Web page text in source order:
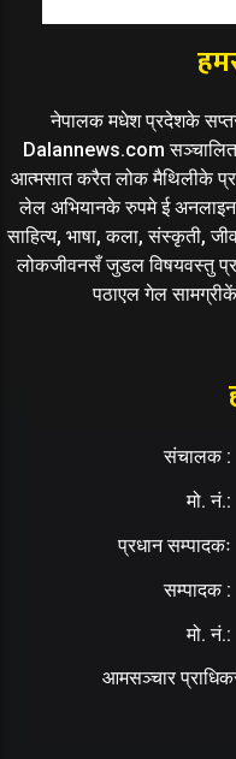
नेपालक मधेश प्रदेशके सप्तरी
Dalannews.com सञ्चालित
आत्मसात करैत लोक मैथिलीके
लेल अभियानके रुपमे ई
साहित्य, भाषा, कला, संस्कृती,
लोकजीवनसँ जुडल विषयवस्तु
पठाएल गेल
संचालक :
मो. नं.:
प्रधान सम्पादकः
सम्पादक :
मो. नं.:
आमसञ्चार